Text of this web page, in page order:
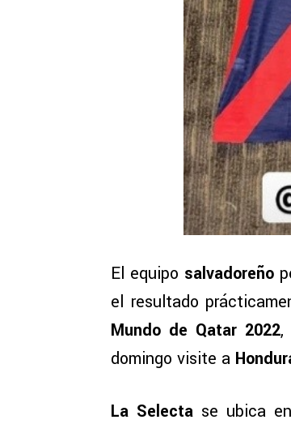
El equipo salvadoreño
el resultado
Mundo de Qatar 2022,
domingo visite a
La Selecta se ubica